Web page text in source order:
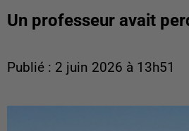
Un professeur avait
Publié : 2 juin 2026 à 13h51